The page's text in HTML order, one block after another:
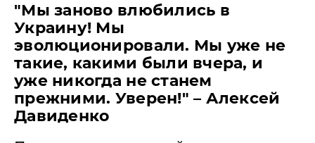
"Мы заново влюбились в
Украину! Мы
эволюционировали. Мы уже не
такие, какими были вчера, и
уже никогда не станем
прежними. Уверен!" – Алексей
Давиденко